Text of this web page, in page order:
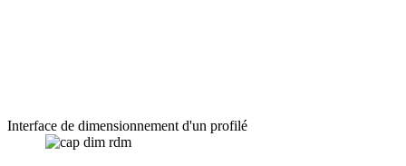
Interface de dimensionnement d'un profilé